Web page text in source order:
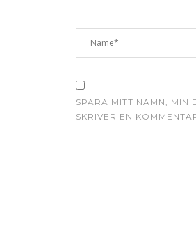
SPARA MITT NAMN, MIN
SKRIVER EN